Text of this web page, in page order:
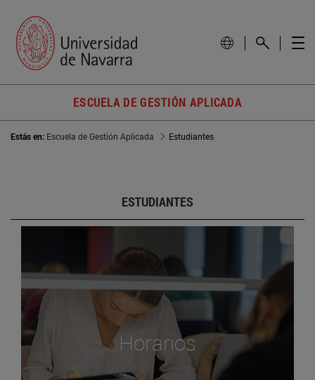
ESCUELA DE GESTIÓN APLICADA
Estás en: Escuela de Gestión Aplicada Estudiantes
ESTUDIANTES
Horarios